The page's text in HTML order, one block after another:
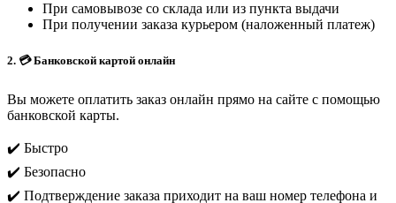
При самовывозе со склада или из пункта выдачи
При получении заказа курьером (наложенный платеж)
2. 💳 Банковской картой онлайн
Вы можете оплатить заказ онлайн прямо на сайте с помощью
банковской карты.
✔️ Быстро
✔️ Безопасно
✔️ Подтверждение заказа приходит на ваш номер телефона и